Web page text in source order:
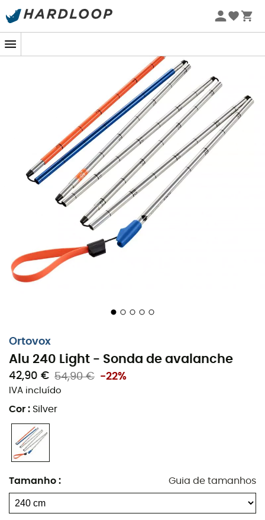
Promoções de verão 🔥 -5% EXTRA a partir de 2 produtos*
Ortovox
Alu 240 Light - Sonda de avalanche
42,90 € 54,90 € -22%
IVA incluído
Cor : Silver
Tamanho : Guia de tamanhos
, desenvolvida pela marca
sonda de avalancheque
equipamento de segurança para
composto por ummochila airbag
, um
(detector de vítimas de avalanche) e umapá
Leve, com seus 235 g, ela é montada em poucos
segundos graças à sua cinta de tensionamento rápido
sistema de bloqueio Quick-Lock . Graças ao seu
parafuso de ajuste otimizado, você pode ajustar fácil e
rapidamente a tensão. Ela possui uma ponta volumosa,
com diâmetro ligeiramente maior que o restante da
sonda, permitindo melhor penetração na neve.
sonda Alu 240 Light
facilmente na suamochila de esqui
se você sair das trilhas batidas!
Sistema de controle visual
Ponta da sonda volumosa
Sistema de tensão Aramide
Sistema de tensão Quick-Lock
Segmentos mais curtos para menor volume
Cinta de tensionamento rápido
Materiais: Alumínio 7075 T6
Peso: 235 g
Orientação intuitiva